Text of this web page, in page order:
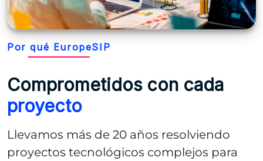
Por qué EuropeSIP
Comprometidos con cada
proyecto
Llevamos más de 20 años resolviendo
proyectos tecnológicos complejos para